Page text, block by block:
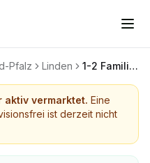
Pfalz Linden 1-2 Familienhaus, Westerwald, viel Platz für Mensch und Tier
aktiv vermarktet. Eine
ist derzeit nicht